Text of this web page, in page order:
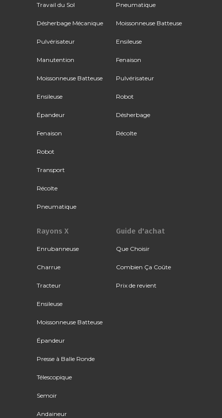
Travail du Sol
Désherbage Mécanique
Pulvérisateur
Manutention
Moissonneuse Batteuse
Ensileuse
Épandeur
Fenaison
Robot
Transport
Récolte
Pneumatique
Pneumatique
Moissonneuse Batteuse
Ensileuse
Fenaison
Pulvérisateur
Robot
Désherbage
Récolte
Rayons X
Enrubanneuse
Charrue
Tracteur
Ensileuse
Moissonneuse Batteuse
Épandeur
Presse à Balle Ronde
Télescopique
Semoir
Andaineur
Guide d'achat
Que Choisir
Combien Ça Coûte
Prix de revient